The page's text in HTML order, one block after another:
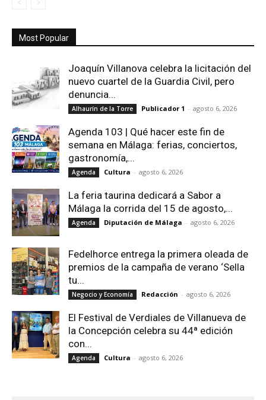
Most Popular
Joaquín Villanova celebra la licitación del
nuevo cuartel de la Guardia Civil, pero
denuncia...
Alhaurín de la Torre Publicador 1 - agosto 6, 2026
Agenda 103 | Qué hacer este fin de
semana en Málaga: ferias, conciertos,
gastronomía,...
Agenda Cultura - agosto 6, 2026
La feria taurina dedicará a Sabor a
Málaga la corrida del 15 de agosto,...
Agenda Diputación de Málaga - agosto 6, 2026
Fedelhorce entrega la primera oleada de
premios de la campaña de verano ‘Sella
tu...
Negocio y Economía Redacción - agosto 6, 2026
El Festival de Verdiales de Villanueva de
la Concepción celebra su 44ª edición
con...
Agenda Cultura - agosto 6, 2026